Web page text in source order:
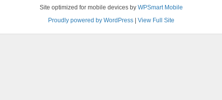
Site optimized for mobile devices by WPSmart Mobile
Proudly powered by WordPress| View Full Site